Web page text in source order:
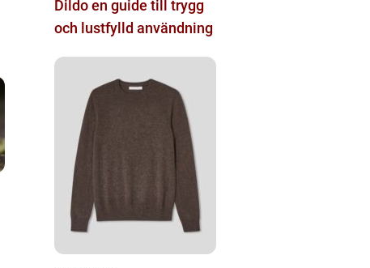
Dildo en guide till trygg
och lustfylld användning